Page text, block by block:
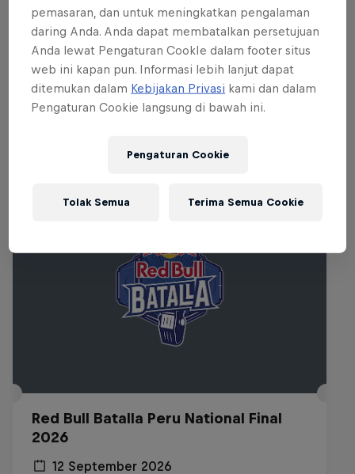
you’re stuck at home anywhere in the
world you needn’t miss a drop.
Otherwise, we’ll see you down the front.
Acara lainnya
Red Bull Batalla Peru National Final
2026
12 September 2026
pemasaran, dan untuk meningkatkan pengalaman
daring Anda. Anda dapat membatalkan persetujuan
Anda lewat Pengaturan CookIe dalam footer situs
web ini kapan pun. Informasi lebih lanjut dapat
ditemukan dalam Kebijakan Privasi kami dan dalam
Pengaturan Cookie langsung di bawah ini.
Pengaturan Cookie
Tolak Semua Terima Semua Cookie